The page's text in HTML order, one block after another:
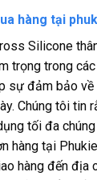
hàng tại
Silicone
trọng trong
sự đảm bảo
Chúng tôi tin
tối đa
hàng tại
hàng đến địa